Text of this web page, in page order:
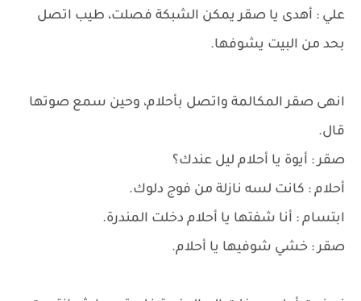
علي : أهدى يا صقر يمكن الشبكة فصلت، طيب اتصل
بحد من البيت يشوفها.
انهى صقر المكالمة واتصل بأحلام، وحين سمع صوتها
قال.
صقر : أيوة يا أحلام ليل عندك؟
أحلام : كانت لسه نازلة من فوج دلوك.
ابتسام : أنا شفتها يا أحلام دخلت المندرة.
صقر : خشي شوفيها يا أحلام.